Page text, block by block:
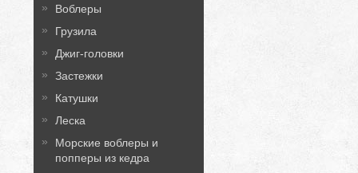
Воблеры
Грузила
Джиг-головки
Застежки
Катушки
Леска
Морские воблеры и
попперы из кедра